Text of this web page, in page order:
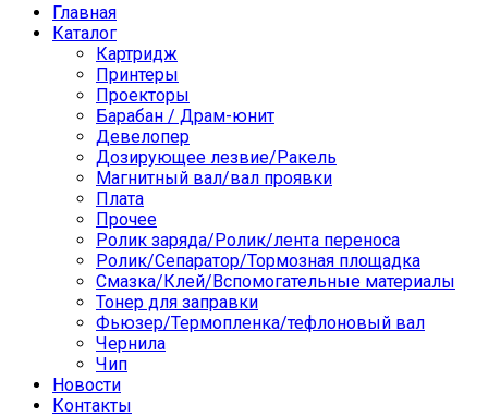
Главная
Каталог
Картридж
Принтеры
Проекторы
Барабан / Драм-юнит
Девелопер
Дозирующее лезвие/Ракель
Магнитный вал/вал проявки
Плата
Прочее
Ролик заряда/Ролик/лента переноса
Ролик/Сепаратор/Тормозная площадка
Смазка/Клей/Вспомогательные материалы
Тонер для заправки
Фьюзер/Термопленка/тефлоновый вал
Чернила
Чип
Новости
Контакты